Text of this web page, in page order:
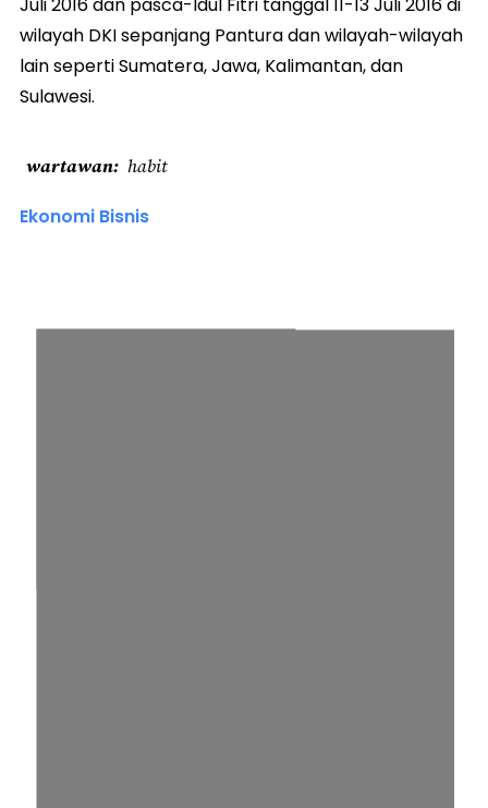
Juli 2016 dan pasca-Idul Fitri tanggal 11-13 Juli 2016 di
wilayah DKI sepanjang Pantura dan wilayah-wilayah
lain seperti Sumatera, Jawa, Kalimantan, dan
Sulawesi.
wartawan habit
Ekonomi Bisnis